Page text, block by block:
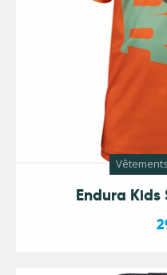
Vêtements
Endura Kids